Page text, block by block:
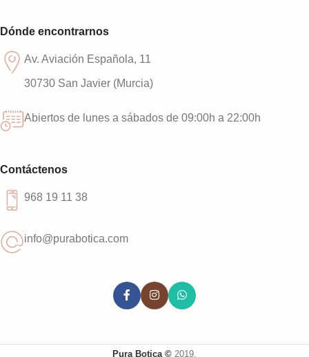
Dónde encontrarnos
Av. Aviación Española, 11
30730 San Javier (Murcia)
Abiertos de lunes a sábados de 09:00h a 22:00h
Contáctenos
968 19 11 38
info@purabotica.com
Pura Botica © 2019.